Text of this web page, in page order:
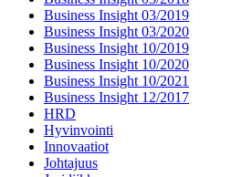
Business Insight 03/2019
Business Insight 03/2020
Business Insight 10/2019
Business Insight 10/2020
Business Insight 10/2021
Business Insight 12/2017
HRD
Hyvinvointi
Innovaatiot
Johtajuus